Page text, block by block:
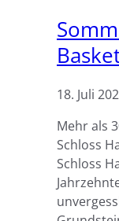
18. Juli
Mehr als
Schloss
Schloss